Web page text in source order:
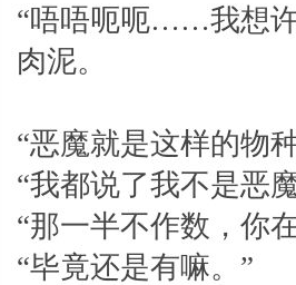
“唔唔呃呃……我想
肉泥。
“恶魔就是这样的物
“我都说了我不是恶
“那一半不作数，你
“毕竟还是有嘛。”